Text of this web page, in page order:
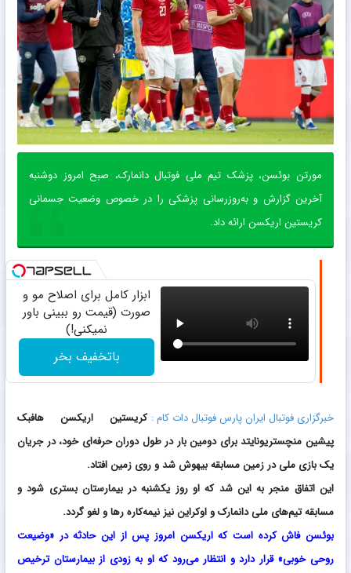
مورتن بوئسن، پزشک تیم ملی فوتبال دانمارک، صبح امروز دوشنبه
آخرین گزارش و به‌روزرسانی پزشکی را در خصوص وضعیت جسمانی
کریستین اریکسن ارائه داد.
ابزار کامل برای اصلاح مو و
صورت (قیمت رو ببینی باور
نمیکنی!)
باتخفیف بخر
خبرگزاری فوتبال ایران پارس فوتبال دات کام : کریستین اریکسن هافبک
پیشین منچستریونایتد برای دومین بار در طول دوران حرفه‌ای خود، در جریان
یک بازی ملی در زمین مسابقه بیهوش شد و روی زمین افتاد.
این اتفاق منجر به این شد که او روز یکشنبه در بیمارستان بستری شود و
مسابقه تیم‌های ملی دانمارک و اوکراین نیز نیمه‌کاره رها و لغو گردد.
بوئسن فاش کرده است که اریکسن امروز پس از این حادثه در «وضیعت
روحی خوبی» قرار دارد و انتظار می‌رود که او به زودی از بیمارستان ترخیص